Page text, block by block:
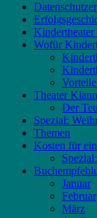
Kindertheater
Wofür
Theater Klann
Der
Spezial:
Themen
Kosten für
Januar
Februar
März